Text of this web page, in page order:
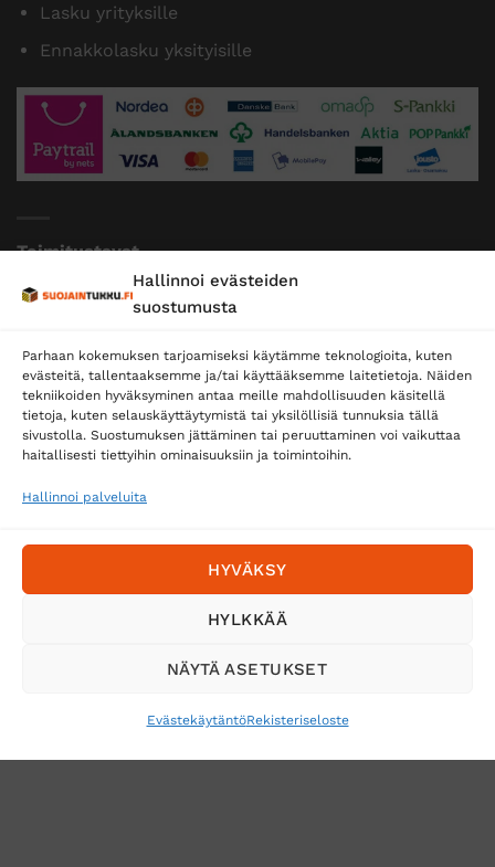
Hallinnoi evästeiden
suostumusta
Parhaan kokemuksen tarjoamiseksi käytämme teknologioita, kuten
evästeitä, tallentaaksemme ja/tai käyttääksemme laitetietoja. Näiden
tekniikoiden hyväksyminen antaa meille mahdollisuuden käsitellä
tietoja, kuten selauskäyttäytymistä tai yksilöllisiä tunnuksia tällä
sivustolla. Suostumuksen jättäminen tai peruuttaminen voi vaikuttaa
haitallisesti tiettyihin ominaisuuksiin ja toimintoihin.
Hallinnoi palveluita
HYVÄKSY
HYLKKÄÄ
NÄYTÄ ASETUKSET
EvästekäytäntöRekisteriseloste
Lasku yrityksille
Ennakkolasku yksityisille
Toimitustavat
Posti
Postnord
Tilaa uutiskirje ja saat erikoisalennuksia